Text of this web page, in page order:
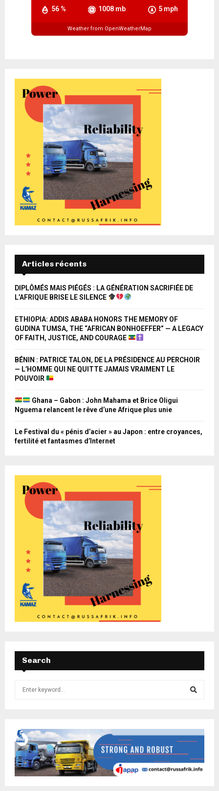
56 % 1008 mb 5 mph
Weather from OpenWeatherMap
Articles récents
DIPLÔMÉS MAIS PIÉGÉS : LA GÉNÉRATION SACRIFIÉE DE
L’AFRIQUE BRISE LE SILENCE
ETHIOPIA: ADDIS ABABA HONORS THE MEMORY OF
GUDINA TUMSA, THE “AFRICAN BONHOEFFER” — A LEGACY
OF FAITH, JUSTICE, AND COURAGE
BÉNIN : PATRICE TALON, DE LA PRÉSIDENCE AU PERCHOIR
— L’HOMME QUI NE QUITTE JAMAIS VRAIMENT LE
POUVOIR
Ghana – Gabon : John Mahama et Brice Oligui
Nguema relancent le rêve d’une Afrique plus unie
Le Festival du « pénis d’acier » au Japon : entre croyances,
fertilité et fantasmes d’Internet
Search